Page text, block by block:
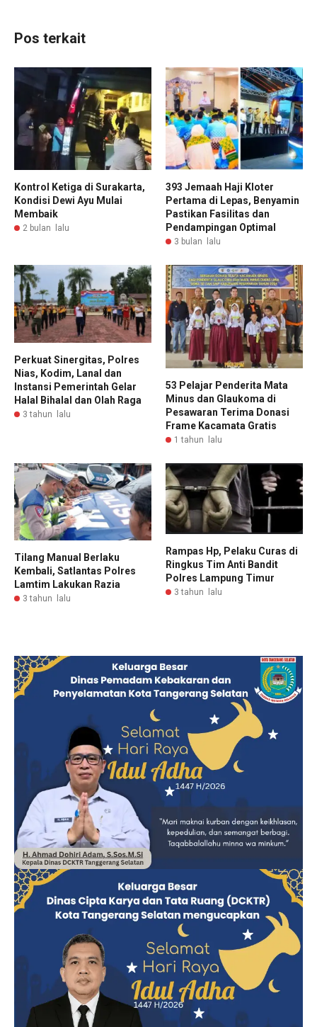
Pos terkait
Kontrol Ketiga di Surakarta,
Kondisi Dewi Ayu Mulai
Membaik
2 bulan lalu
393 Jemaah Haji Kloter
Pertama di Lepas, Benyamin
Pastikan Fasilitas dan
Pendampingan Optimal
3 bulan lalu
Perkuat Sinergitas, Polres
Nias, Kodim, Lanal dan
Instansi Pemerintah Gelar
Halal Bihalal dan Olah Raga
3 tahun lalu
53 Pelajar Penderita Mata
Minus dan Glaukoma di
Pesawaran Terima Donasi
Frame Kacamata Gratis
1 tahun lalu
Tilang Manual Berlaku
Kembali, Satlantas Polres
Lamtim Lakukan Razia
3 tahun lalu
Rampas Hp, Pelaku Curas di
Ringkus Tim Anti Bandit
Polres Lampung Timur
3 tahun lalu